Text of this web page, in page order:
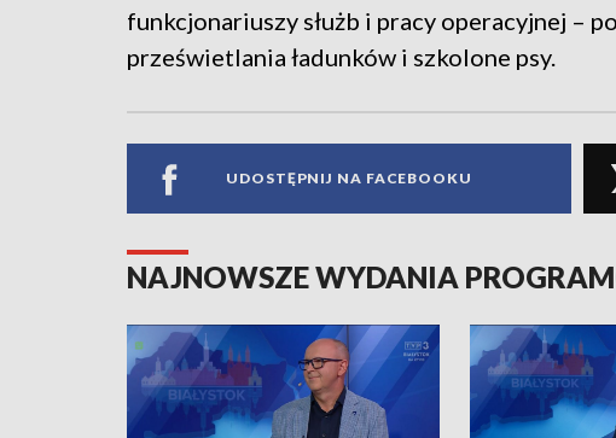
funkcjonariuszy służb i pracy operacyjnej –
prześwietlania ładunków i szkolone psy.
UDOSTĘPNIJ NA FACEBOOKU
NAJNOWSZE WYDANIA